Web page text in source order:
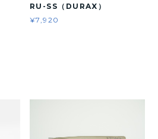
RU-SS（DURAX）
¥7,920